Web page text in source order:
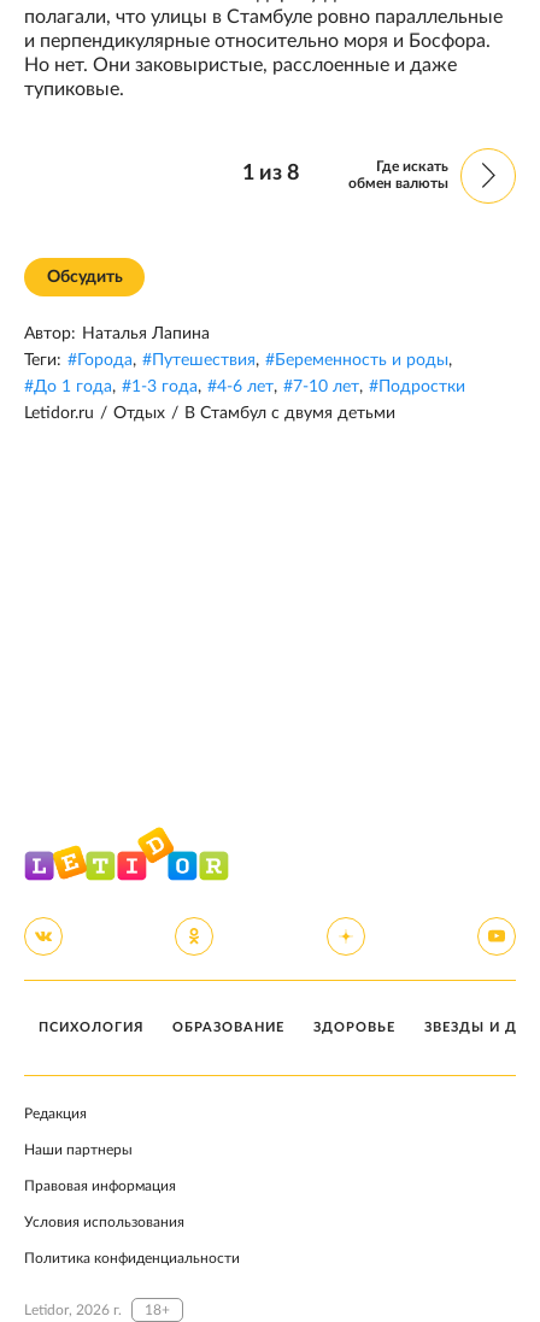
полагали, что улицы в Стамбуле ровно параллельные
и перпендикулярные относительно моря и Босфора.
Но нет. Они заковыристые, расслоенные и даже
тупиковые.
1из 8
Где искать
обмен валюты
Обсудить
Автор: Наталья Лапина
Теги: # Города, # Путешествия, #Беременность и роды,
#До 1 года, #1-3 года, #4-6 лет, #7-10 лет, # Подростки
Letidor.ru / Отдых / В Стамбул с двумя детьми
ПСИХОЛОГИЯ ОБРАЗОВАНИЕ ЗДОРОВЬЕ ЗВЕЗДЫ И
Редакция
Наши партнеры
Правовая информация
Условия использования
Политика конфиденциальности
Letidor, 2026 г. 18+